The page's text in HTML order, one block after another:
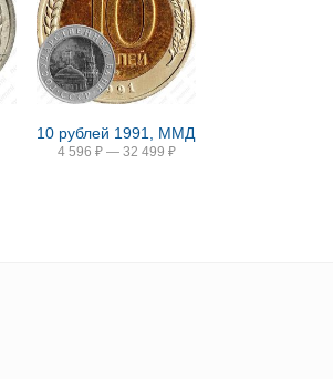
10 рублей 1991, ММД
4 596 ₽ — 32 499 ₽